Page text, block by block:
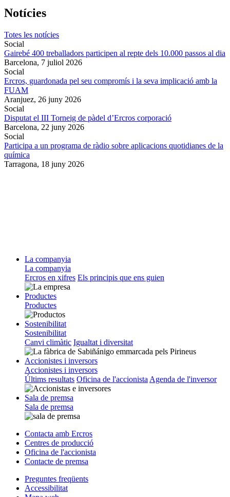
Notícies
Totes les notícies
Social
Gairebé 400 treballadors participen al repte dels 10.000 passos al dia
Barcelona, 7 juliol 2026
Social
Ercros, guardonada pel seu compromís i la seva implicació amb la
FUAM
Aranjuez, 26 juny 2026
Social
Disputat el III Torneig de pàdel d’Ercros corporació
Barcelona, 22 juny 2026
Social
Participa a un programa de ràdio sobre aplicacions quotidianes de la
química
Tarragona, 18 juny 2026
La companyia
La companyia
Ercros en xifres Els principis que ens guien
Productes
Productes
Sostenibilitat
Sostenibilitat
Canvi climàtic Igualtat i diversitat
Accionistes i inversors
Accionistes i inversors
Últims resultats Oficina de l'accionista Agenda de l'inversor
Sala de premsa
Sala de premsa
Contacta amb Ercros
Centres de producció
Oficina de l'accionista
Contacte de premsa
Preguntes freqüents
Accessibilitat